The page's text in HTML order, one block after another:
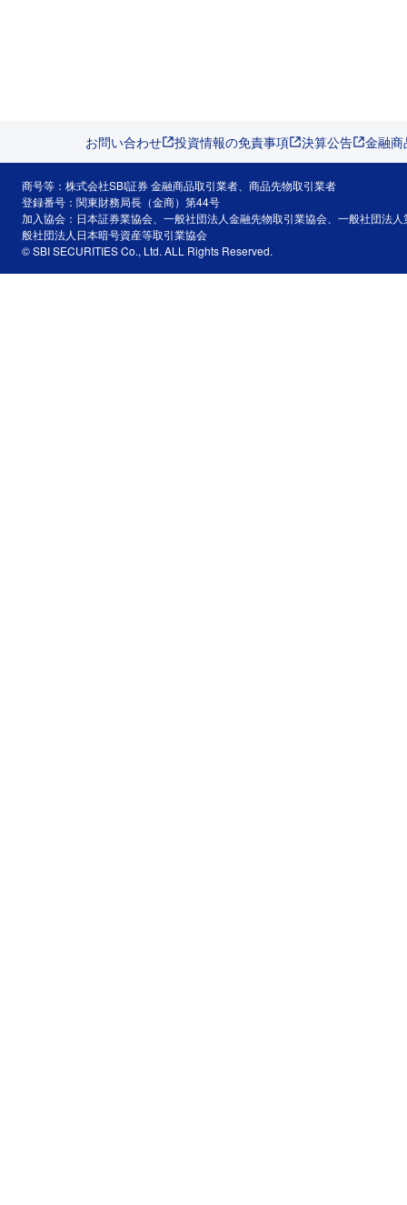
お問い合わせ 投資情報の免責事項 決算公告 金融
商号等：株式会社SBI証券 金融商品取引業者、商品先物取引業者
登録番号：関東財務局長（金商）第44号
加入協会：日本証券業協会、一般社団法人金融先物取引業協会、一般社団法
般社団法人日本暗号資産等取引業協会
© SBI SECURITIES Co., Ltd. ALL Rights Reserved.